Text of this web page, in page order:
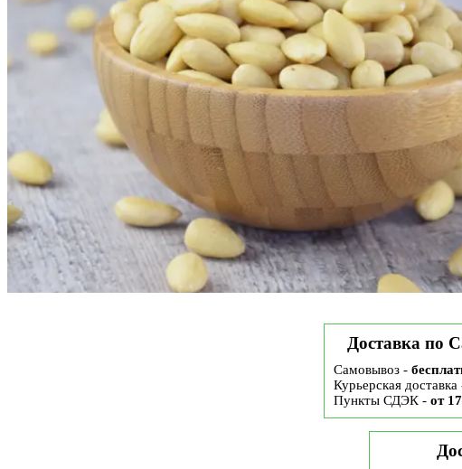
Доставка по
Самовывоз -
Курьерская доставка
Пункты СДЭК - от